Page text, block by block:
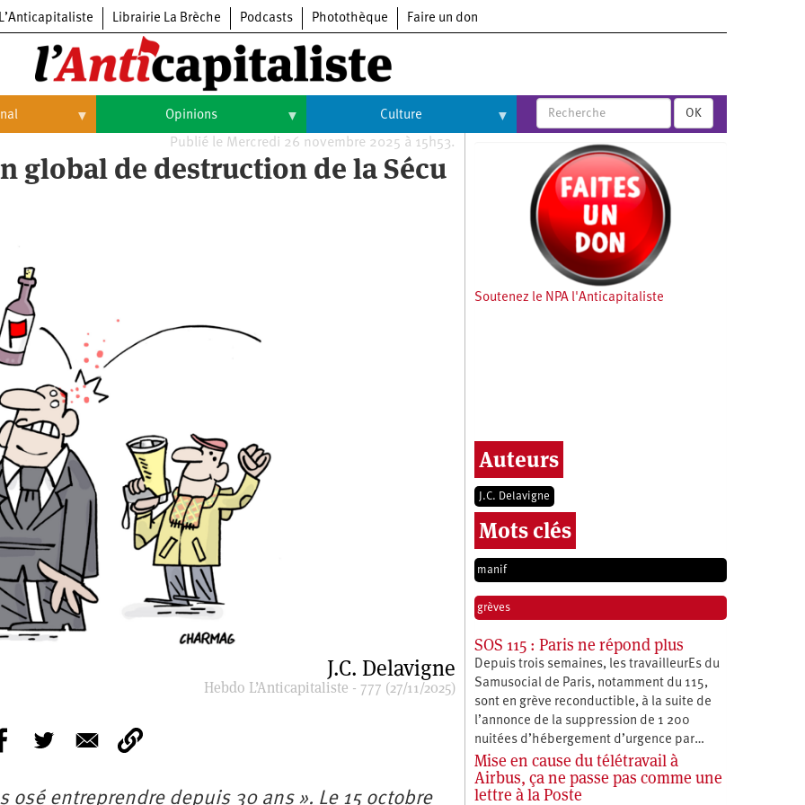
L’Anticapitaliste Librairie La Brèche Podcasts Photothèque Faire un don
Opinions Culture OK
Publié le Mercredi 26 novembre 2025 à 15h53.
global de destruction de la Sécu
J.C. Delavigne
Hebdo L’Anticapitaliste - 777 (27/11/2025)
osé entreprendre depuis 30 ans ». Le 15 octobre
Soutenez le NPA l'Anticapitaliste
Auteurs
J.C. Delavigne
Mots clés
manif
grèves
SOS 115 : Paris ne répond plus
Depuis trois semaines, les travailleurEs du
Samusocial de Paris, notamment du 115,
sont en grève reconductible, à la suite de
l’annonce de la suppression de 1 200
nuitées d’hébergement d’urgence par…
Mise en cause du télétravail à
Airbus, ça ne passe pas comme une
lettre à la Poste